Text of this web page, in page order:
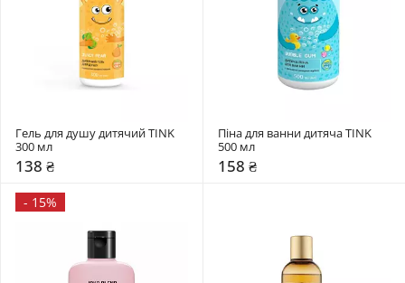
Гель для душу дитячий TINK
300 мл
138 ₴
Піна для ванни дитяча TINK
500 мл
158 ₴
- 15%